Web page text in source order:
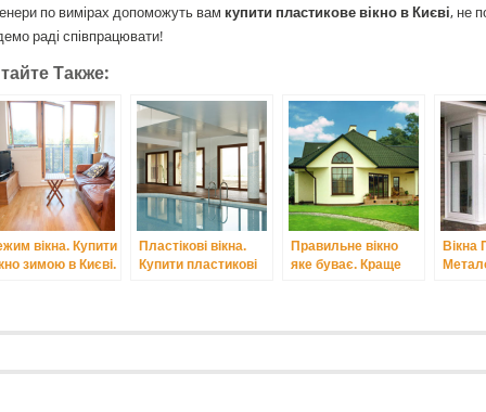
по вимірах допоможуть вам купити пластикове вікно в Києві, не
раді співпрацювати!
Также:
вікна. Купити
зимою в Києві.
Пластікові вікна.
Купити пластикові
Правильне вікно
яке буває. Краще
Вікна